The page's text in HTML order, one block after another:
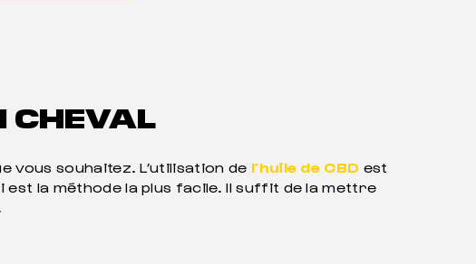
CHEVAL
vous souhaitez. L’utilisation de l’huile de CBD est
la méthode la plus facile. Il suffit de la mettre